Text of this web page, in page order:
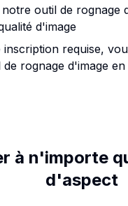
notre outil de rognage
d'image
inscription requise,
rognage d'image
à n'importe
d'aspect